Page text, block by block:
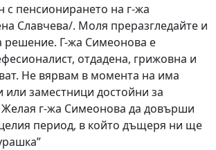
с пенсионирането на г-жа
Славчева/. Моля преразгледайте и
решение. Г-жа Симеонова е
отдадена, грижовна и
Не вярвам в момента на има
или заместници достойни за
г-жа Симеонова да довърши
период, в който дъщеря ни ще